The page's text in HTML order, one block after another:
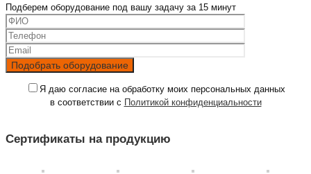
Подберем оборудование под вашу задачу за 15 минут
Я даю согласие на обработку моих персональных данных
в соответствии с Политикой конфиденциальности
Сертификаты на продукцию